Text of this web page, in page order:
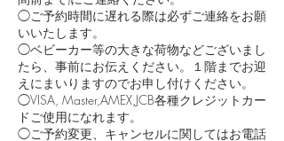
◯ご予約時間に遅れる際は必ずご連絡をお願
いいたします。
◯ベビーカー等の大きな荷物などございまし
たら、事前にお伝えください。１階までお迎
えにまいりますのでお申し付けください。
◯VISA, Master,AMEX,JCB各種クレジットカー
ドご使用になれます。
◯ご予約変更、キャンセルに関してはお電話